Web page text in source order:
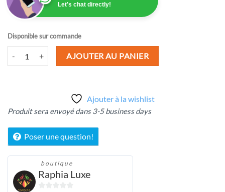
Let's chat directly!
Disponible sur commande
quantité de Sac à poignées longues très tendance
AJOUTER AU PANIER
Ajouter à la wishlist
Produit sera envoyé dans 3-5 business days
Poser une question!
boutique
Raphia Luxe